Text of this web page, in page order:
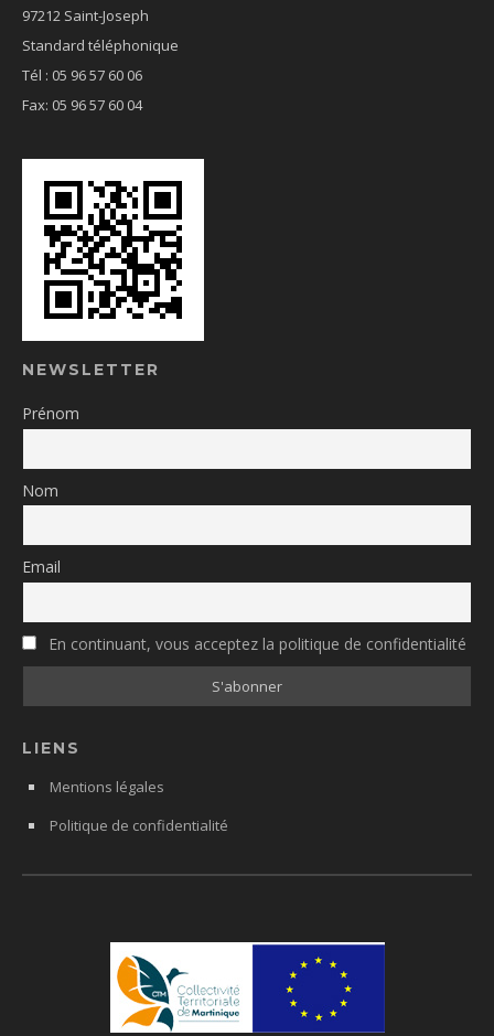
97212 Saint-Joseph
Standard téléphonique
Tél : 05 96 57 60 06
Fax: 05 96 57 60 04
NEWSLETTER
Prénom
Nom
Email
En continuant, vous acceptez la politique de confidentialité
LIENS
Mentions légales
Politique de confidentialité